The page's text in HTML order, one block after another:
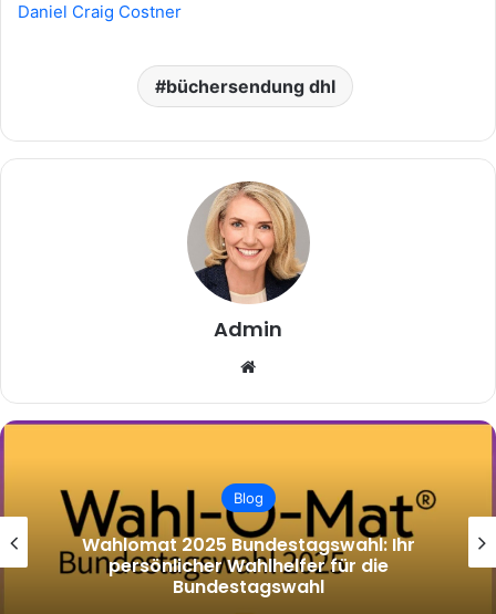
Daniel Craig Costner
büchersendung dhl
Admin
Blog
Wahlomat 2025 Bundestagswahl: Ihr
persönlicher Wahlhelfer für die
Bundestagswahl